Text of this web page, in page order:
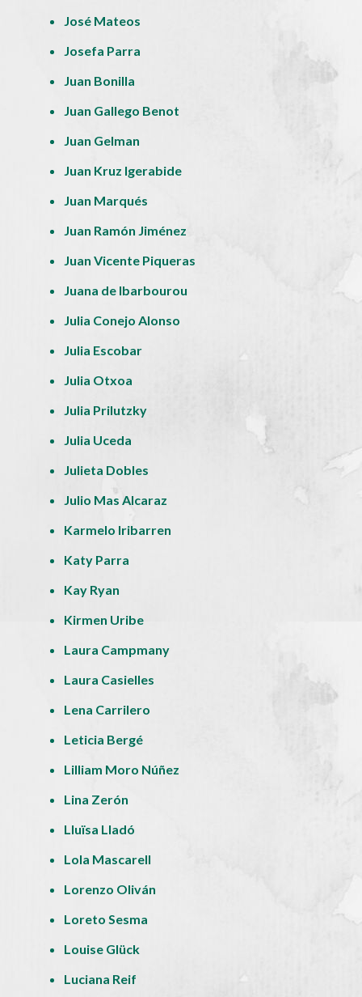
José Mateos
Josefa Parra
Juan Bonilla
Juan Gallego Benot
Juan Gelman
Juan Kruz Igerabide
Juan Marqués
Juan Ramón Jiménez
Juan Vicente Piqueras
Juana de Ibarbourou
Julia Conejo Alonso
Julia Escobar
Julia Otxoa
Julia Prilutzky
Julia Uceda
Julieta Dobles
Julio Mas Alcaraz
Karmelo Iribarren
Katy Parra
Kay Ryan
Kirmen Uribe
Laura Campmany
Laura Casielles
Lena Carrilero
Leticia Bergé
Lilliam Moro Núñez
Lina Zerón
Lluïsa Lladó
Lola Mascarell
Lorenzo Oliván
Loreto Sesma
Louise Glück
Luciana Reif